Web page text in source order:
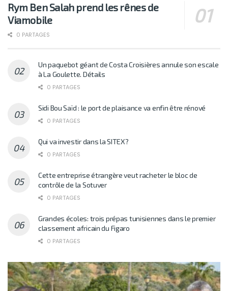
Rym Ben Salah prend les rênes de
Viamobile
0 PARTAGES
Un paquebot géant de Costa Croisières annule son escale
à La Goulette. Détails
0 PARTAGES
Sidi Bou Saïd : le port de plaisance va enfin être rénové
0 PARTAGES
Qui va investir dans la SITEX?
0 PARTAGES
Cette entreprise étrangère veut racheter le bloc de
contrôle de la Sotuver
0 PARTAGES
Grandes écoles: trois prépas tunisiennes dans le premier
classement africain du Figaro
0 PARTAGES